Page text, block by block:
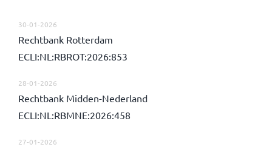
30-01-2026
Rechtbank Rotterdam
ECLI:NL:RBROT:2026:853
28-01-2026
Rechtbank Midden-Nederland
ECLI:NL:RBMNE:2026:458
27-01-2026